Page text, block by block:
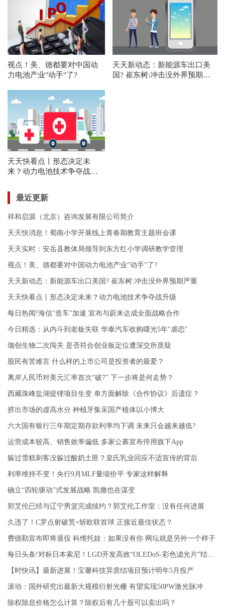
视点！美、德都要对中国动
力电池产业"动手"了?
天天新动态：新能源车出口美
国? 崔东树:冲击没外界预期严
天天快看点丨形态决定未
来？动力电池技术争夺战升
最近更新
祥和启源（北京）咨询发展有限公司简介
天天快消息！蜀南小学开展线上青春期教育主题班会课
天天实时：安岳县教体局领导到东方红小学调研教学管理
视点！美、德都要对中国动力电池产业"动手"了?
天天新动态：新能源车出口美国? 崔东树:冲击没外界预期严重
天天快看点丨形态决定未来？动力电池技术争夺战升级
每日热闻!海信"造车"加速 宣布与蔚来达成全面战略合作
今日精选：从内斗到老板失联 华泰汽车收购曙光5年"虐恋"
珈创生物二次闯关 是否符合创业板定位遭深交所质疑
股民有苦难言 什么样的上市公司是投资者的最爱？
离岸人民币对美元汇率首次“破7” 下一步将是何走势？
西藏珠峰盐湖提锂项目生变 单方面解除《合作协议》后遗症？
挤出市场的虚高水分 种植牙集采国产植体以小博大
六大国有银行三年期定期存款利率均下调 未来只会越来越低?
运营成本较高、销售效率偏低 多家公募宣布停用旗下App
躲过雪糕刺客没躲过酸奶土匪？皇氏乳业回应不适宣传的背后
利率维持不变！央行9月MLF量缩价平 专家这样解释
确立“四轮驱动”式发展战略 凯撒也在谋变
郭艾伦已经与辽宁男篮完成续约？郭艾伦工作室：没有任何进展
久违了！C罗点射破荒+斩欧联首球 正接近最佳状态？
费德勒宣布即将退役 科维托娃：如果没有你 网坛就是另外一个样子
每日头条!对标日本索尼！LGD开发高效“OLEDoS-彩色滤光片”结构！
【时快讯】最新进展！宝馨科技异质结项目预计明年5月投产
滚动：国外研究出最新大规模衍射光栅 有望实现50PW激光脉冲
除权除息价格怎么计算？除权后有几十股可以卖出吗？